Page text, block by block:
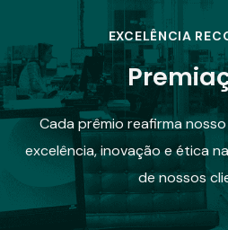
EXCELÊNCIA
Cada prêmio reafirma
excelência, inovação e ética
de nossos